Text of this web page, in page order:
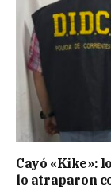
Cayó «Kike»:
lo atraparon